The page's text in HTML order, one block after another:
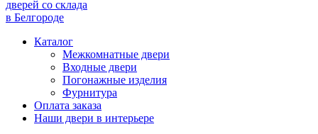
Каталог
Межкомнатные двери
Входные двери
Погонажные изделия
Фурнитура
Оплата заказа
Наши двери в интерьере